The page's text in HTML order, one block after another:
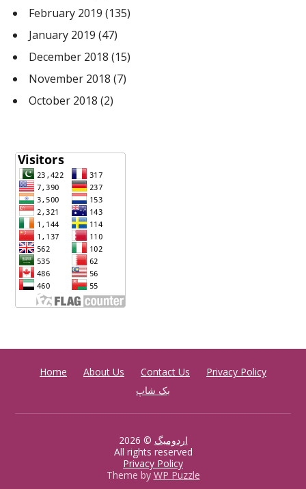
February 2019 (135)
January 2019 (47)
December 2018 (15)
November 2018 (7)
October 2018 (2)
Home About Us Contact Us
Privacy Policy
بک شاپ
اردومیگ © 2026
All rights reserved
Privacy Policy
Theme by WP Puzzle